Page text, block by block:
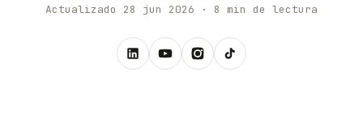
Actualizado 28 jun 2026 · 8 min de lectura